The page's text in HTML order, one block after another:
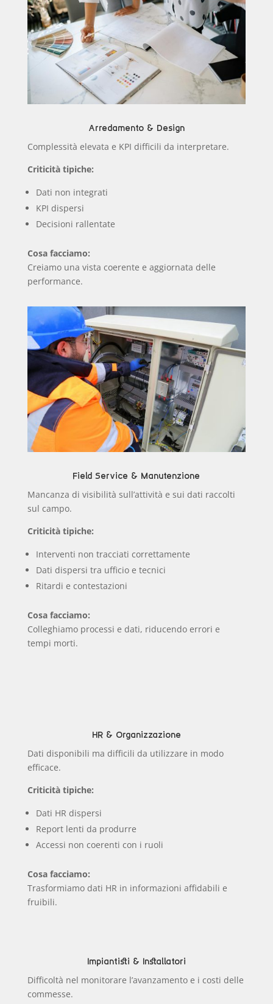
Arredamento & Design
Complessità elevata e KPI difficili da interpretare.
Criticità tipiche:
Dati non integrati
KPI dispersi
Decisioni rallentate
Cosa facciamo:
Creiamo una vista coerente e aggiornata delle
performance.
Field Service & Manutenzione
Mancanza di visibilità sull’attività e sui dati raccolti
sul campo.
Criticità tipiche:
Interventi non tracciati correttamente
Dati dispersi tra ufficio e tecnici
Ritardi e contestazioni
Cosa facciamo:
Colleghiamo processi e dati, riducendo errori e
tempi morti.
HR & Organizzazione
Dati disponibili ma difficili da utilizzare in modo
efficace.
Criticità tipiche:
Dati HR dispersi
Report lenti da produrre
Accessi non coerenti con i ruoli
Cosa facciamo:
Trasformiamo dati HR in informazioni affidabili e
fruibili.
Impiantisti & Installatori
Difficoltà nel monitorare l’avanzamento e i costi delle
commesse.